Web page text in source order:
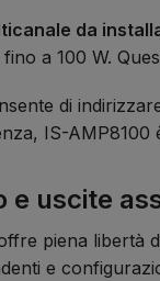
da
a 100 W.
di
IS-
e uscite
piena libertà
e